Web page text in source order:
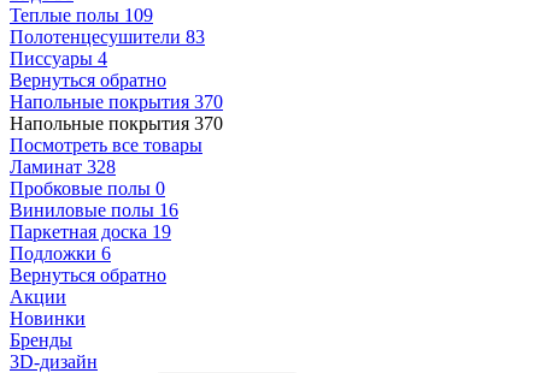
Теплые полы 109
Полотенцесушители 83
Писсуары 4
Вернуться обратно
Напольные покрытия 370
Напольные покрытия 370
Посмотреть все товары
Ламинат 328
Пробковые полы 0
Виниловые полы 16
Паркетная доска 19
Подложки 6
Вернуться обратно
Акции
Новинки
Бренды
3D-дизайн